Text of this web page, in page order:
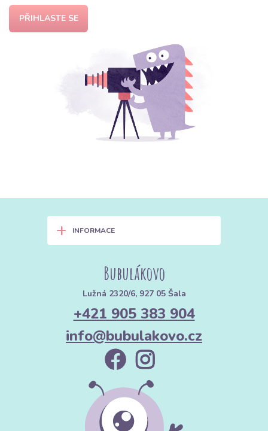
PŘIHLASTE SE
+ INFORMACE
Bubulákovo
Lužná 2320/6, 927 05 Šala
+421 905 383 904
info@bubulakovo.cz